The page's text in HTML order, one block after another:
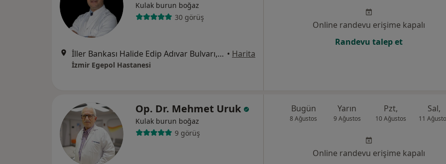
Kulak burun boğaz
30 görüş
İller Bankası Halide Edip Adıvar Bulvarı, 507. Sk., İzmir • Harita
İzmir Egepol Hastanesi
Online randevu erişime kapalı
Randevu talep et
Op. Dr. Mehmet Uruk
Kulak burun boğaz
9 görüş
Bugün
8 Ağustos
Yarın
9 Ağustos
Pzt,
10 Ağustos
Sal,
11
Online randevu erişime kapalı